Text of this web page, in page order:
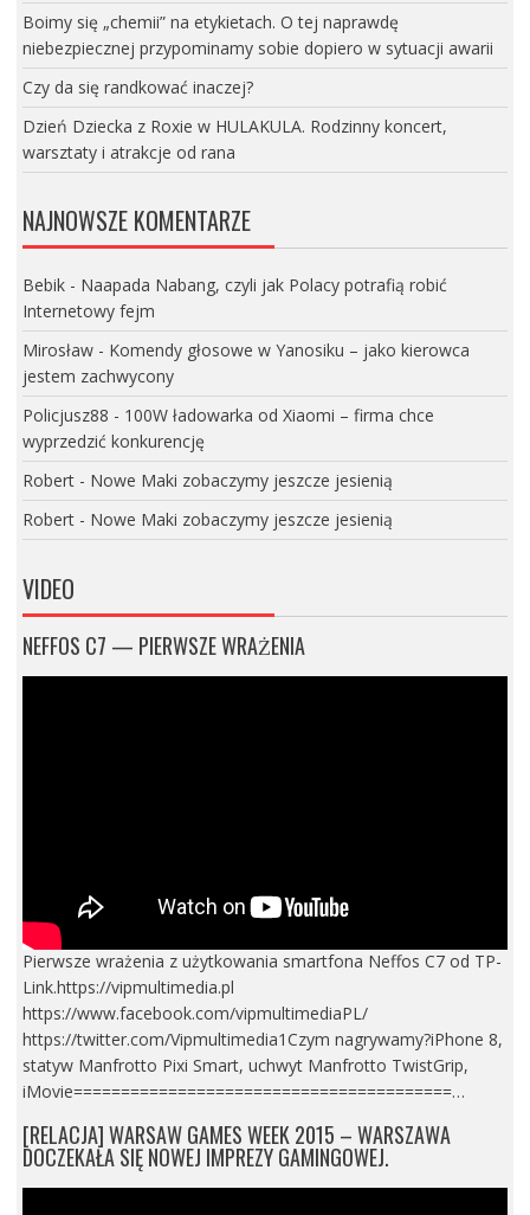
Boimy się „chemii” na etykietach. O tej naprawdę
niebezpiecznej przypominamy sobie dopiero w sytuacji awarii
Czy da się randkować inaczej?
Dzień Dziecka z Roxie w HULAKULA. Rodzinny koncert,
warsztaty i atrakcje od rana
NAJNOWSZE KOMENTARZE
Bebik- Naapada Nabang, czyli jak Polacy potrafią robić
Internetowy fejm
Mirosław- Komendy głosowe w Yanosiku – jako kierowca
jestem zachwycony
Policjusz88 - 100W ładowarka od Xiaomi – firma chce
wyprzedzić konkurencję
Robert- Nowe Maki zobaczymy jeszcze jesienią
Robert- Nowe Maki zobaczymy jeszcze jesienią
VIDEO
NEFFOS C7 — PIERWSZE WRAŻENIA
Pierwsze wrażenia z użytkowania smartfona Neffos C7 od TP-
Link.https://vipmultimedia.pl
https://www.facebook.com/vipmultimediaPL/
https://twitter.com/Vipmultimedia1Czym nagrywamy?iPhone 8,
statyw Manfrotto Pixi Smart, uchwyt Manfrotto TwistGrip,
iMovie========================================…
[RELACJA] WARSAW GAMES WEEK 2015 – WARSZAWA
DOCZEKAŁA SIĘ NOWEJ IMPREZY GAMINGOWEJ.